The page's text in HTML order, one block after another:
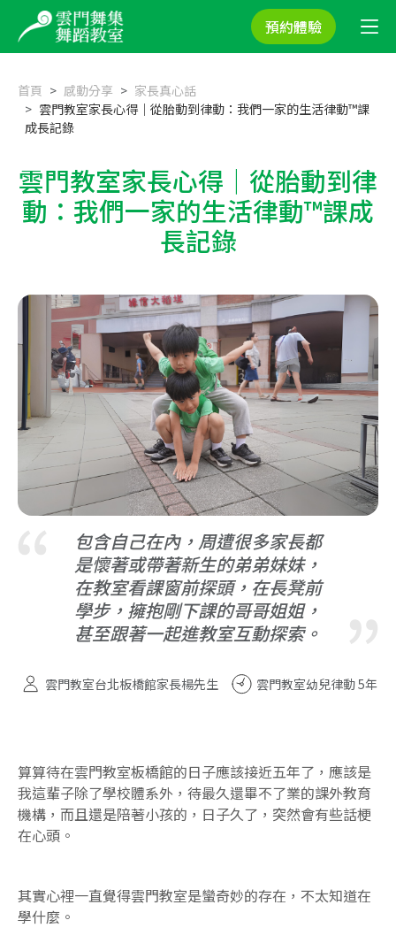
預約體驗
首頁 感動分享
家長真心話
雲門教室家長心得｜從胎動到律動：我們一家的生活律動™課
成長記錄
雲門教室家長心得｜從胎動到律
動：我們一家的生活律動™課成
長記錄
包含自己在內，周遭很多家長都
是懷著或帶著新生的弟弟妹妹，
在教室看課窗前探頭，在長凳前
學步，擁抱剛下課的哥哥姐姐，
甚至跟著一起進教室互動探索。
雲門教室台北板橋館家長楊先生 雲門教室幼兒律動 5年
算算待在雲門教室板橋館的日子應該接近五年了，應該是
我這輩子除了學校體系外，待最久還畢不了業的課外教育
機構，而且還是陪著小孩的，日子久了，突然會有些話梗
在心頭。
其實心裡一直覺得雲門教室是蠻奇妙的存在，不太知道在
學什麼。